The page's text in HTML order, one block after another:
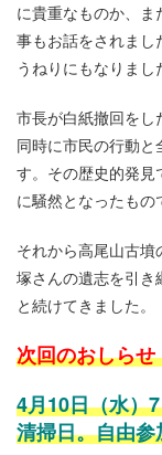
に貴重なものか、ま
事もお話をされまし
うねりにもなりまし
市長が白紙撤回をし
同時に市民の行動と
す。その歴史的発見
に騒然となったもの
それから高尾山古
塚さんの遺志を引き
と続けてきました。
次回のおしらせ
4月10日（水）
清掃日。自由